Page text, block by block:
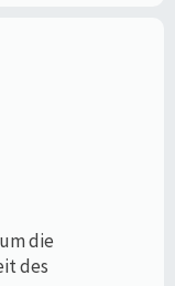
die
des